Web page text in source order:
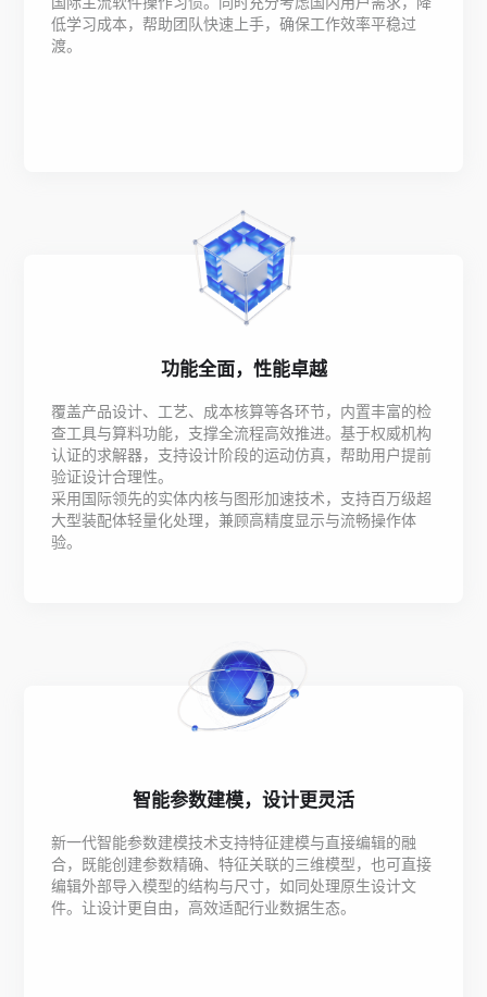
低学习成本，帮助团队快速上手，确保工作效率平稳过
渡。
功能全面，性能卓越
覆盖产品设计、工艺、成本核算等各环节，内置丰富的检
查工具与算料功能，支撑全流程高效推进。基于权威机构
认证的求解器，支持设计阶段的运动仿真，帮助用户提前
验证设计合理性。
采用国际领先的实体内核与图形加速技术，支持百万级超
大型装配体轻量化处理，兼顾高精度显示与流畅操作体
验。
智能参数建模，设计更灵活
新一代智能参数建模技术支持特征建模与直接编辑的融
合，既能创建参数精确、特征关联的三维模型，也可直接
编辑外部导入模型的结构与尺寸，如同处理原生设计文
件。让设计更自由，高效适配行业数据生态。